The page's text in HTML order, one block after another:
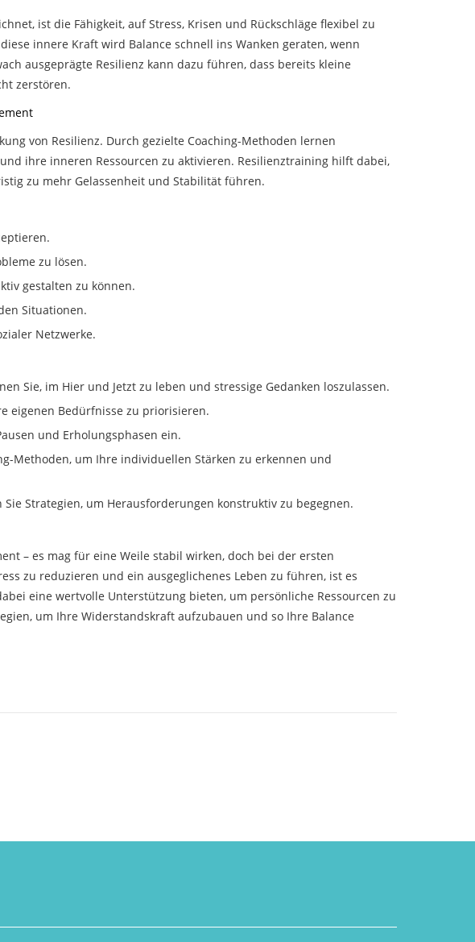
ist die Fähigkeit, auf Stress, Krisen und Rückschläge flexibel zu
innere Kraft wird Balance schnell ins Wanken geraten, wenn
ausgeprägte Resilienz kann dazu führen, dass bereits kleine
zerstören.
von Resilienz. Durch gezielte Coaching-Methoden lernen
ihre inneren Ressourcen zu aktivieren. Resilienztraining hilft dabei,
zu mehr Gelassenheit und Stabilität führen.
zu lösen.
gestalten zu können.
Situationen.
Netzwerke.
Sie, im Hier und Jetzt zu leben und stressige Gedanken loszulassen.
eigenen Bedürfnisse zu priorisieren.
und Erholungsphasen ein.
Methoden, um Ihre individuellen Stärken zu erkennen und
Sie Strategien, um Herausforderungen konstruktiv zu begegnen.
– es mag für eine Weile stabil wirken, doch bei der ersten
zu reduzieren und ein ausgeglichenes Leben zu führen, ist es
eine wertvolle Unterstützung bieten, um persönliche Ressourcen zu
um Ihre Widerstandskraft aufzubauen und so Ihre Balance